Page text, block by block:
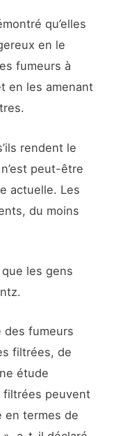
qu’elles
en le
fumeurs à
en les amenant
rendent le
peut-être
actuelle. Les
du moins
les gens
des fumeurs
filtrées, de
étude
filtrées peuvent
en termes de